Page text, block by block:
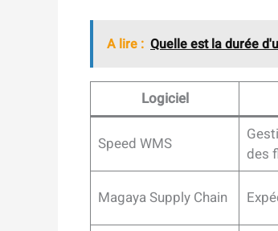
A lire : Quelle est la durée
Logiciel
Speed WMS
des
Magaya Supply Chain